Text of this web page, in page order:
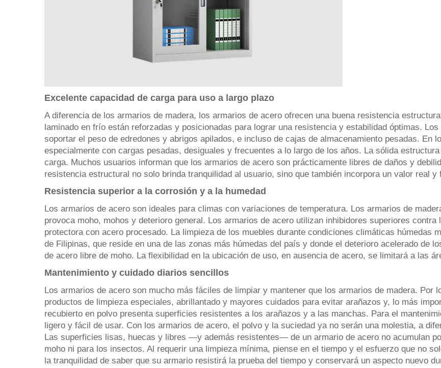
Excelente capacidad de carga para uso a largo plazo
A diferencia de los armarios de madera, los armarios de acero ofrecen una buena resistencia
laminado en frío están reforzadas y posicionadas para lograr una resistencia y estabilidad óptimas.
soportar el peso de edredones y abrigos apilados, e incluso de cajas de almacenamiento pesadas. En
especialmente con cargas pesadas, desiguales y frecuentes a lo largo de los años. La sólida
carga. Muchos usuarios informan que los armarios de acero son prácticamente libres de daños y
resistencia estructural no solo brinda tranquilidad al usuario, sino que también incorpora un valor real
Resistencia superior a la corrosión y a la humedad
Los armarios de acero son ideales para climas con variaciones de temperatura. Los armarios de
provoca moho, mohos y deterioro general. Los armarios de acero utilizan inhibidores superiores
protectora con acero procesado. La limpieza de los muebles durante condiciones climáticas húmedas
de Filipinas, que reside en una de las zonas más húmedas del país y donde el deterioro acelerado de
de acero libre de moho. La flexibilidad en la ubicación de uso, en ausencia de acero, se limitará a las
Mantenimiento y cuidado diarios sencillos
Los armarios de acero son mucho más fáciles de limpiar y mantener que los armarios de madera. Por
productos de limpieza especiales, abrillantado y mayores cuidados para evitar arañazos y, lo más
recubierto en polvo presenta superficies resistentes a los arañazos y a las manchas. Para el
ligero y fácil de usar. Con los armarios de acero, el polvo y la suciedad ya no serán una molestia, a
Las superficies lisas, huecas y libres —y además resistentes— de un armario de acero no acumulan
moho ni para los insectos. Al requerir una limpieza mínima, piense en el tiempo y el esfuerzo que no
la tranquilidad de saber que su armario resistirá la prueba del tiempo y conservará un aspecto nuevo